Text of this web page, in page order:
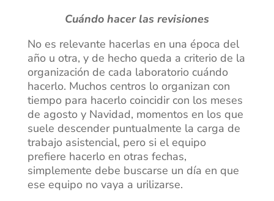
Cuándo hacer las revisiones
No es relevante hacerlas en una época del
año u otra, y de hecho queda a criterio de la
organización de cada laboratorio cuándo
hacerlo. Muchos centros lo organizan con
tiempo para hacerlo coincidir con los meses
de agosto y Navidad, momentos en los que
suele descender puntualmente la carga de
trabajo asistencial, pero si el equipo
prefiere hacerlo en otras fechas,
simplemente debe buscarse un día en que
ese equipo no vaya a urilizarse.